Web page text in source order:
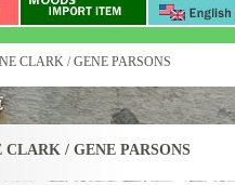
CLARK / GENE PARSONS
CLARK / GENE PARSONS